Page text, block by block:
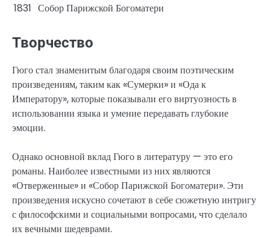
1831 Собор Парижской Богоматери
Творчество
Гюго стал знаменитым благодаря своим поэтическим
произведениям, таким как «Сумерки» и «Ода к
Императору», которые показывали его виртуозность в
использовании языка и умение передавать глубокие
эмоции.
Однако основной вклад Гюго в литературу — это его
романы. Наиболее известными из них являются
«Отверженные» и «Собор Парижской Богоматери». Эти
произведения искусно сочетают в себе сюжетную интригу
с философскими и социальными вопросами, что сделало
их вечными шедеврами.